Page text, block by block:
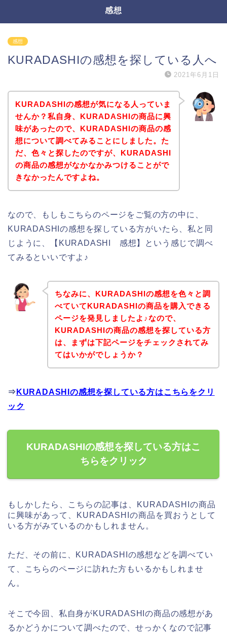
感想
感想
KURADASHIの感想を探している人へ
2021年6月1日
KURADASHIの感想が気になる人っていま
せんか？私自身、KURADASHIの商品に興
味があったので、KURADASHIの商品の感
想について調べてみることにしました。た
だ、色々と探したのですが、KURADASHI
の商品の感想がなかなかみつけることがで
きなかったんですよね。
なので、もしもこちらのページをご覧の方の中に、
KURADASHIの感想を探している方がいたら、私と同
じように、【KURADASHI 感想】という感じで調べ
てみるといいですよ♪
ちなみに、KURADASHIの感想を色々と調
べていてKURADASHIの商品を購入できる
ページを発見しましたよ♪なので、
KURADASHIの商品の感想を探している方
は、まずは下記ページをチェックされてみ
てはいかがでしょうか？
⇒ KURADASHIの感想を探している方はこちらをクリ
ック
KURADASHIの感想を探している方はこ
ちらをクリック
もしかしたら、こちらの記事は、KURADASHIの商品
に興味があって、KURADASHIの商品を買おうとして
いる方がみているのかもしれません。
ただ、その前に、KURADASHIの感想などを調べてい
て、こちらのページに訪れた方もいるかもしれませ
ん。
そこで今回、私自身がKURADASHIの商品の感想があ
るかどうかについて調べたので、せっかくなので記事